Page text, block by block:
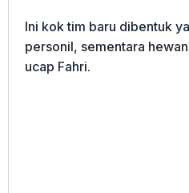
Ini kok tim baru dibentuk
personil, sementara
ucap Fahri.